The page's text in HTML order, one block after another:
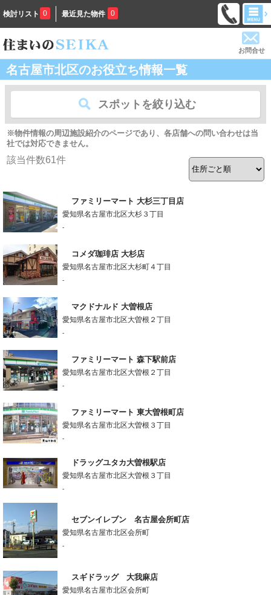
検討リスト 0 最近見た物件 0
お問合せ
名古屋市北区のお役立ち情報一覧
スポットを絞り込む
※物件情報の周辺施設紹介のページであり、各店舗への問い合わせは当
社では対応できません。
該当件数61件
ファミリーマート 大杉三丁目店
愛知県名古屋市北区大杉３丁目
-
コメダ珈琲店 大杉店
愛知県名古屋市北区大杉町４丁目
-
マクドナルド 大曽根店
愛知県名古屋市北区大曽根２丁目
-
ファミリーマート 森下駅前店
愛知県名古屋市北区大曽根２丁目
-
ファミリーマート 東大曽根町店
愛知県名古屋市北区大曽根３丁目
-
ドラッグユタカ大曽根駅店
愛知県名古屋市北区大曽根３丁目
-
セブンイレブン 名古屋会所町店
愛知県名古屋市北区会所町
-
スギドラッグ 大我麻店
愛知県名古屋市北区会所町